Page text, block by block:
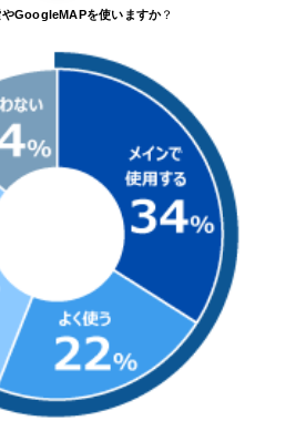
GoogleMAPを使いますか？